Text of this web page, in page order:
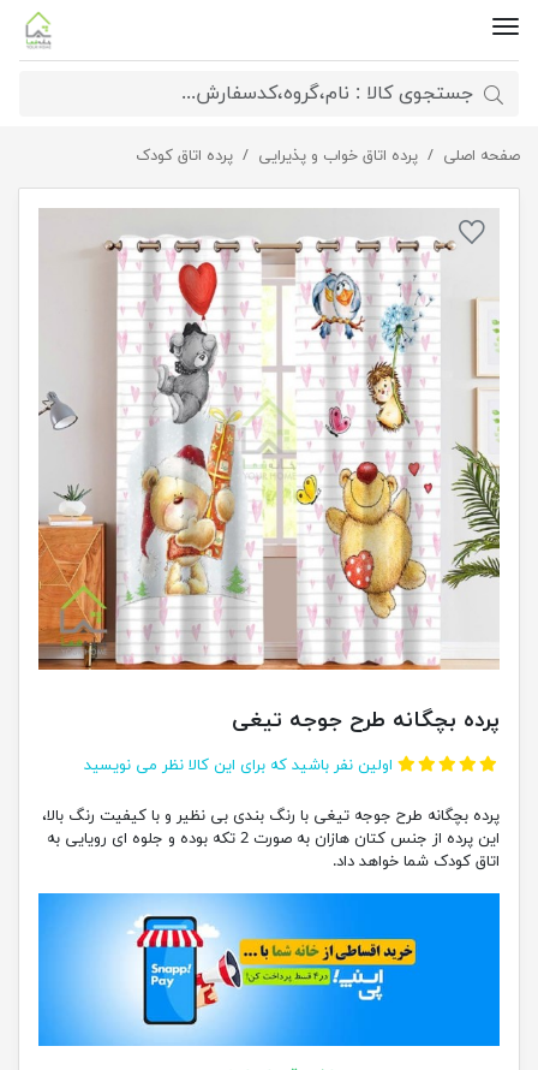
صفحه اصلی پرده اتاق خواب و پذیرایی پرده اتاق کودک پرده بچگانه طرح جوجه تیغی
پرده بچگانه طرح جوجه تیغی
اولین نفر باشید که برای این کالا نظر می نویسید
پرده بچگانه طرح جوجه تیغی با رنگ بندی بی نظیر و با کیفیت رنگ بالا،
این پرده از جنس کتان هازان به صورت 2 تکه بوده و جلوه ای رویایی به
اتاق کودک شما خواهد داد.